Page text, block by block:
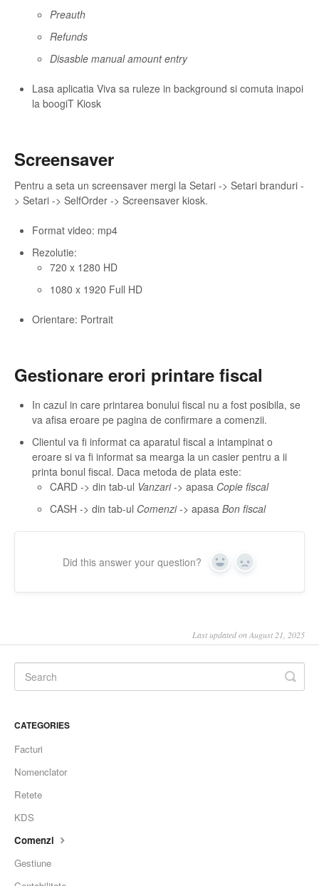
Preauth
Refunds
Disasble manual amount entry
Lasa aplicatia Viva sa ruleze in background si comuta inapoi
la boogiT Kiosk
Screensaver
Pentru a seta un screensaver mergi la Setari -> Setari branduri -
> Setari -> SelfOrder -> Screensaver kiosk.
Format video: mp4
Rezolutie:
720 x 1280 HD
1080 x 1920 Full HD
Orientare: Portrait
Gestionare erori printare fiscal
In cazul in care printarea bonului fiscal nu a fost posibila, se
va afisa eroare pe pagina de confirmare a comenzii.
Clientul va fi informat ca aparatul fiscal a intampinat o
eroare si va fi informat sa mearga la un casier pentru a ii
printa bonul fiscal. Daca metoda de plata este:
CARD -> din tab-ul Vanzari-> apasa Copie fiscal
CASH -> din tab-ul Comenzi-> apasa Bon fiscal
Did this answer your question? Yes No
Last updated on August 21, 2025
CATEGORIES
Facturi
Nomenclator
Retete
KDS
Comenzi
Gestiune